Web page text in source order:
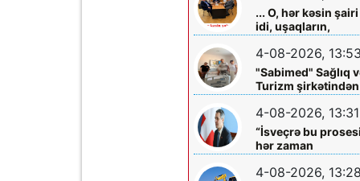
... O, hər kəsin şairi
idi, uşaqların,
gənclərin,
böyüklərin qəlbinə
yol tapan incə
söz sərrafı idi...
4-08-2026, 13:53
"Sabimed" Sağlıq
Turizm şirkətindən
növbəti xeyirxah
addım – Türkiyədə
müalicə alan
körpəyə hərtərəfli
dəstək
4-08-2026, 13:31
“İsveçrə bu prosesi
hər zaman
dəstəkləməyə
hazırdır”
4-08-2026, 13:28